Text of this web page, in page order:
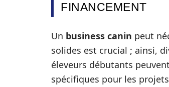
FINANCEMENT
Un business canin peut
solides est crucial ; ainsi,
éleveurs débutants
spécifiques pour les